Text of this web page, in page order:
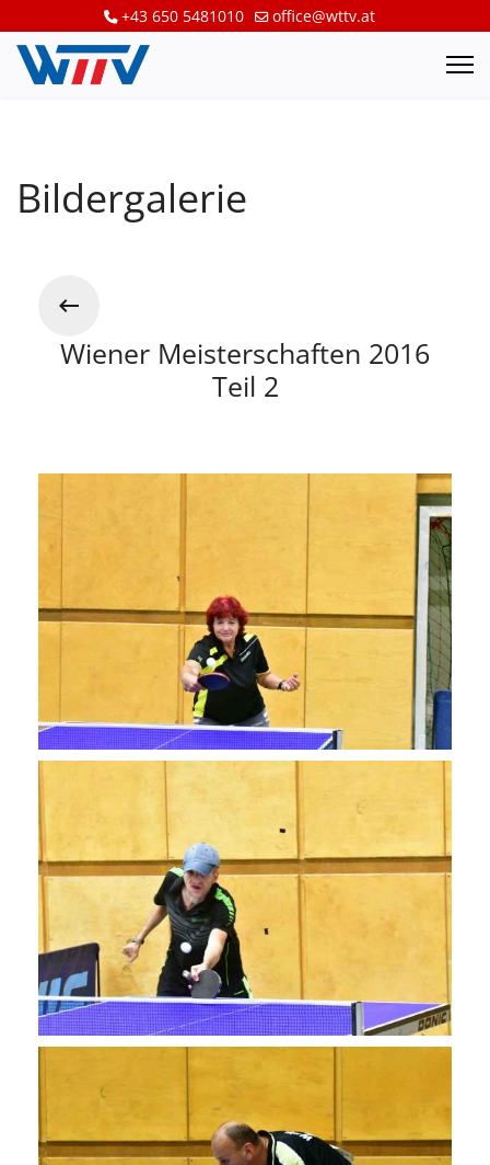
+43 650 5481010 office@wttv.at
Bildergalerie
Wiener Meisterschaften 2016
Teil 2